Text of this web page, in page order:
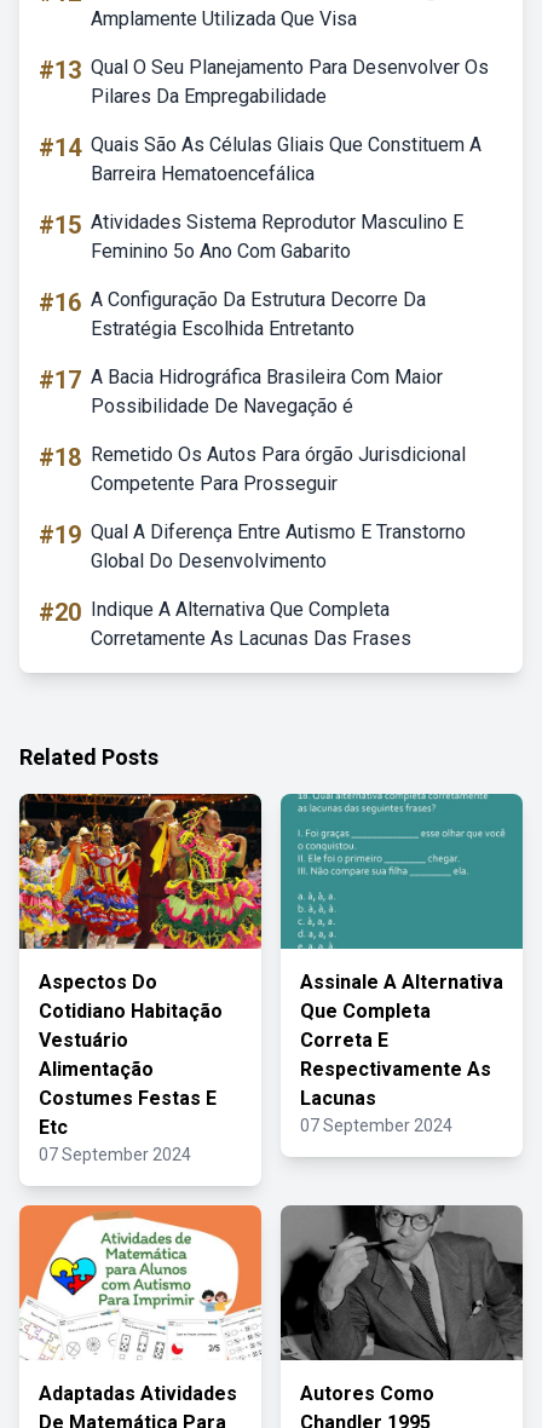
Amplamente Utilizada Que Visa
#13 Qual O Seu Planejamento Para Desenvolver Os
Pilares Da Empregabilidade
#14 Quais São As Células Gliais Que Constituem A
Barreira Hematoencefálica
#15 Atividades Sistema Reprodutor Masculino E
Feminino 5o Ano Com Gabarito
#16 A Configuração Da Estrutura Decorre Da
Estratégia Escolhida Entretanto
#17 A Bacia Hidrográfica Brasileira Com Maior
Possibilidade De Navegação é
#18 Remetido Os Autos Para órgão Jurisdicional
Competente Para Prosseguir
#19 Qual A Diferença Entre Autismo E Transtorno
Global Do Desenvolvimento
#20 Indique A Alternativa Que Completa
Corretamente As Lacunas Das Frases
Related Posts
Aspectos Do
Cotidiano Habitação
Vestuário
Alimentação
Costumes Festas E
Etc
07 September 2024
Assinale A Alternativa
Que Completa
Correta E
Respectivamente As
Lacunas
07 September 2024
Adaptadas Atividades
De Matemática Para
Autores Como
Chandler 1995